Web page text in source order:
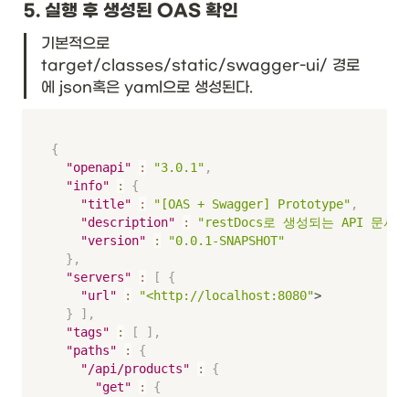
5. 실행 후 생성된 OAS 확인
기본적으로
target/classes/static/swagger-ui/ 경로
에 json혹은 yaml으로 생성된다.
{
"openapi"
: "3.0.1" ,
"info"
:
{
"title"
: "[OAS + Swagger] Prototype" ,
"description"
:
"restDocs로 생성되는 API 문서
"version"
:
"0.0.1-SNAPSHOT"
} ,
"servers"
: [
{
"url"
: "<http://localhost:8080">
}
] ,
"tags"
: [ ] ,
"paths"
:
{
"/api/products"
:
{
"get"
:
{